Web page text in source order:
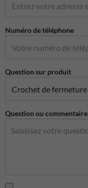
Numéro de téléphone
Question sur produit
Question ou commentaire